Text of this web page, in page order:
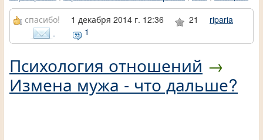
спасибо! 1 декабря 2014 г. 12:36 21
riparia
1
Психология отношений →
Измена мужа - что дальше?